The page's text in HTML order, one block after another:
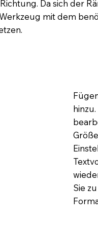
Da sich der
mit dem
Sie